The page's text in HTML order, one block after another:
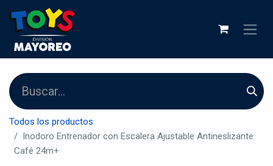
Todos los productos
Inodoro Entrenador con Escalera Ajustable Antineslizante
Café 24m+